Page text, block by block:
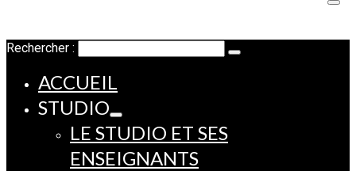
Rechercher :
ACCUEIL
STUDIO
LE STUDIO ET SES
ENSEIGNANTS